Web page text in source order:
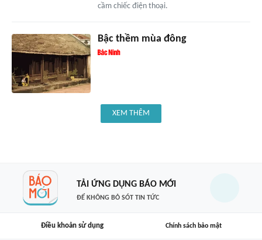
cầm chiếc điện thoại.
Bậc thềm mùa đông
XEM THÊM
TẢI ỨNG DỤNG BÁO MỚI
ĐỂ KHÔNG BỎ SÓT TIN TỨC
Điều khoản sử dụng Chính sách bảo mật